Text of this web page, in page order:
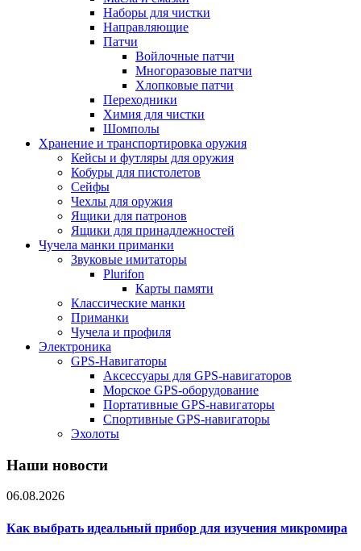
Наборы для чистки
Направляющие
Патчи
Войлочные патчи
Многоразовые патчи
Хлопковые патчи
Переходники
Химия для чистки
Шомполы
Хранение и транспортировка оружия
Кейсы и футляры для оружия
Кобуры для пистолетов
Сейфы
Чехлы для оружия
Ящики для патронов
Ящики для принадлежностей
Чучела манки приманки
Звуковые имитаторы
Plurifon
Карты памяти
Классические манки
Приманки
Чучела и профиля
Электроника
GPS-Навигаторы
Аксессуары для GPS-навигаторов
Морское GPS-оборудование
Портативные GPS-навигаторы
Спортивные GPS-навигаторы
Эхолоты
Наши новости
06.08.2026
Как выбрать идеальный прибор для изучения микромира